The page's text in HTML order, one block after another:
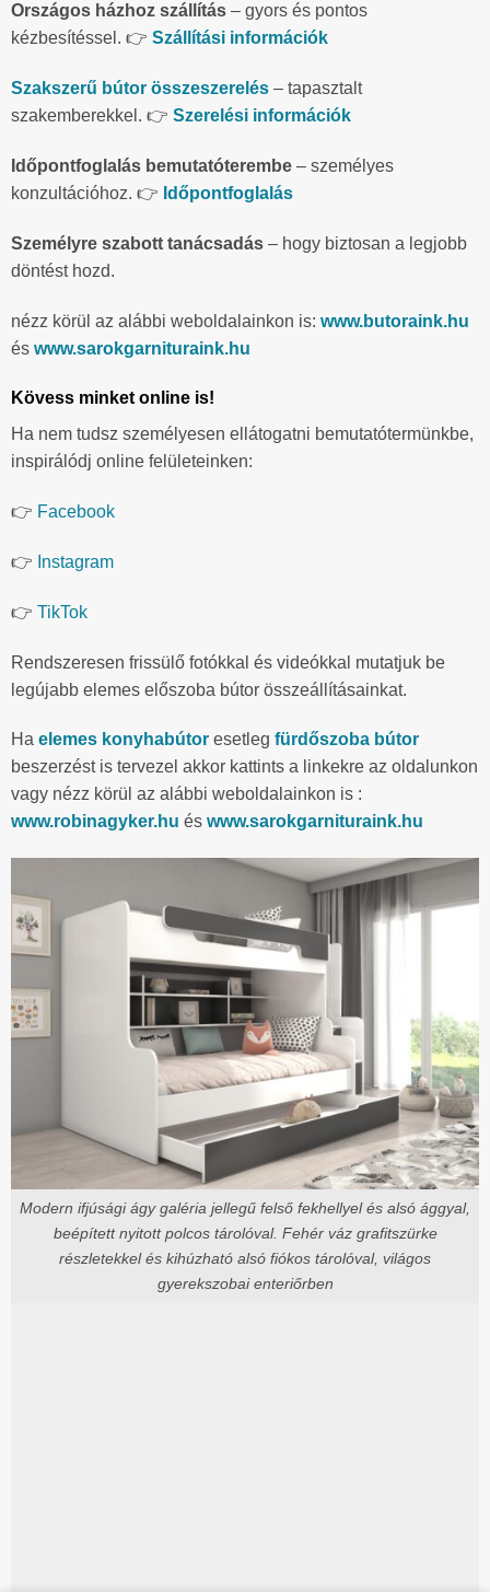
Országos házhoz szállítás – gyors és pontos
kézbesítéssel. 👉 Szállítási információk
Szakszerű bútor összeszerelés – tapasztalt
szakemberekkel. 👉 Szerelési információk
Időpontfoglalás bemutatóterembe – személyes
konzultációhoz. 👉 Időpontfoglalás
Személyre szabott tanácsadás – hogy biztosan a legjobb
döntést hozd.
nézz körül az alábbi weboldalainkon is: www.butoraink.hu
és www.sarokgarnituraink.hu
Kövess minket online is!
Ha nem tudsz személyesen ellátogatni bemutatótermünkbe,
inspirálódj online felületeinken:
👉 Facebook
👉 Instagram
👉 TikTok
Rendszeresen frissülő fotókkal és videókkal mutatjuk be
legújabb elemes előszoba bútor összeállításainkat.
Ha elemes konyhabútor esetleg fürdőszoba bútor
beszerzést is tervezel akkor kattints a linkekre az oldalunkon
vagy nézz körül az alábbi weboldalainkon is :
www.robinagyker.hu és www.sarokgarnituraink.hu
Modern ifjúsági ágy galéria jellegű felső fekhellyel és alsó ággyal,
beépített nyitott polcos tárolóval. Fehér váz grafitszürke
részletekkel és kihúzható alsó fiókos tárolóval, világos
gyerekszobai enteriőrben